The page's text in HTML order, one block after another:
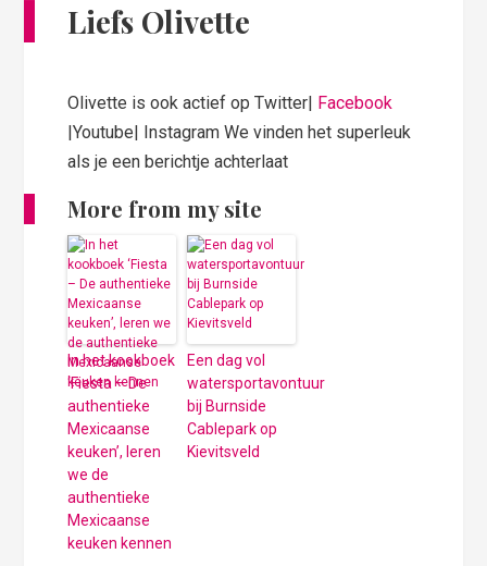
Liefs Olivette
Olivette is ook actief op Twitter| Facebook
|Youtube| Instagram We vinden het superleuk
als je een berichtje achterlaat
More from my site
In het kookboek
‘Fiesta – De
authentieke
Mexicaanse
keuken’, leren
we de
authentieke
Mexicaanse
keuken kennen
Een dag vol
watersportavontuur
bij Burnside
Cablepark op
Kievitsveld